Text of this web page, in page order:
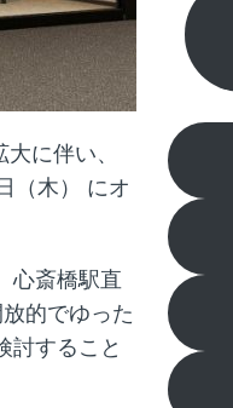
に伴い、
（木） にオ
心斎橋駅直
的でゆった
討すること